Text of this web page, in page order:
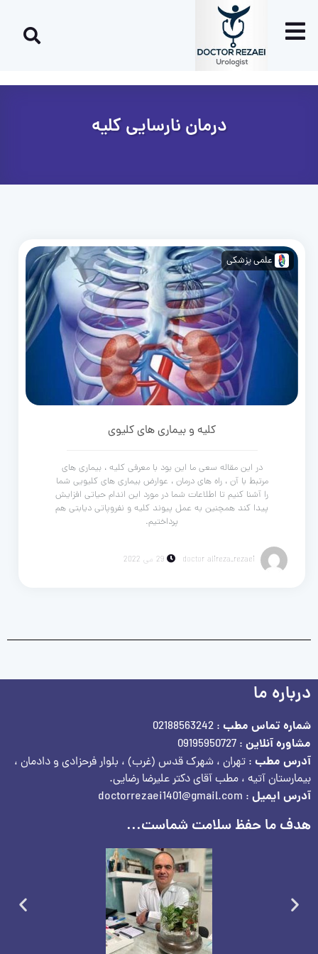
درمان نارسایی کلیه
علمی پزشکی
کلیه و بیماری های کلیوی
در این مقاله سعی ما این بود با معرفی کلیه ، بیماری های
مرتبط با آن ، راه های درمان ، عوارض بیماری های کلیویی شما
را آشنا کنیم تا اطلاعات شما در مورد این اندام حیاتی افزایش
پیدا کند همچنین به عمل پیوند کلیه و نفروپاتی دیابتی هم
پرداختیم.
doctor alireza_rezaei 29 می 2022
درباره ما
شماره تماس مطب : 02188563242
مشاوره آنلاین : 09195950727
آدرس مطب : تهران ، شهرک قدس (غرب) ، بلوار فرحزادی و دادمان ،
بیمارستان آتیه ، مطب آقای دکتر علیرضا رضایی.
آدرس ایمیل : doctorrezaei1401@gmail.com
هدف ما حفظ سلامت شماست...